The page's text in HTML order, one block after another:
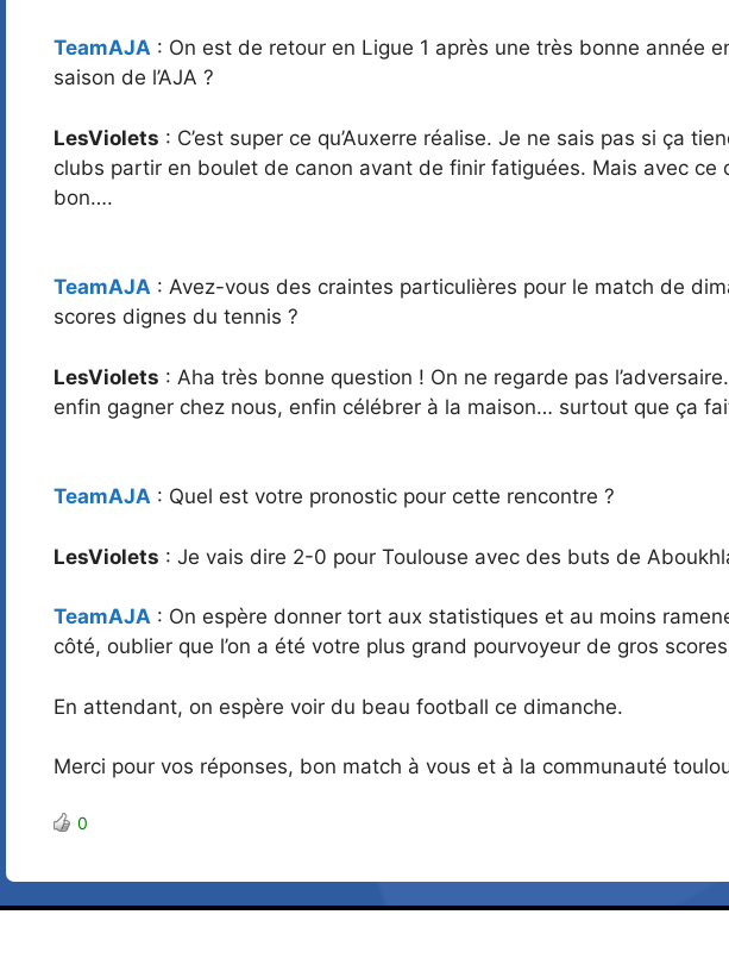
TeamAJA : On est de retour en Ligue 1 après une très bonne année
saison de l’AJA ?
LesViolets : C’est super ce qu’Auxerre réalise. Je ne sais pas si ça
clubs partir en boulet de canon avant de finir fatiguées. Mais avec ce
bon….
TeamAJA : Avez-vous des craintes particulières pour le match de
scores dignes du tennis ?
LesViolets : Aha très bonne question ! On ne regarde pas
enfin gagner chez nous, enfin célébrer à la maison… surtout que ça
TeamAJA : Quel est votre pronostic pour cette rencontre ?
LesViolets : Je vais dire 2-0 pour Toulouse avec des buts de
TeamAJA : On espère donner tort aux statistiques et au moins
côté, oublier que l’on a été votre plus grand pourvoyeur de gros
En attendant, on espère voir du beau football ce dimanche.
Merci pour vos réponses, bon match à vous et à la communauté
0